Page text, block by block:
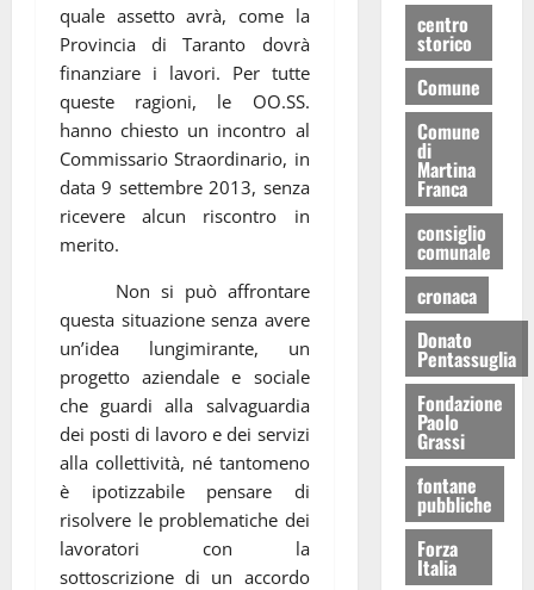
quale assetto avrà, come la
Provincia di Taranto dovrà
finanziare i lavori. Per tutte
queste ragioni, le OO.SS.
hanno chiesto un incontro al
Commissario Straordinario, in
data 9 settembre 2013, senza
ricevere alcun riscontro in
merito.
Non si può affrontare
questa situazione senza avere
un’idea lungimirante, un
progetto aziendale e sociale
che guardi alla salvaguardia
dei posti di lavoro e dei servizi
alla collettività, né tantomeno
è ipotizzabile pensare di
risolvere le problematiche dei
lavoratori con la
sottoscrizione di un accordo
centro
storico
Comune
Comune
di
Martina
Franca
consiglio
comunale
cronaca
Donato
Pentassuglia
Fondazione
Paolo
Grassi
fontane
pubbliche
Forza
Italia